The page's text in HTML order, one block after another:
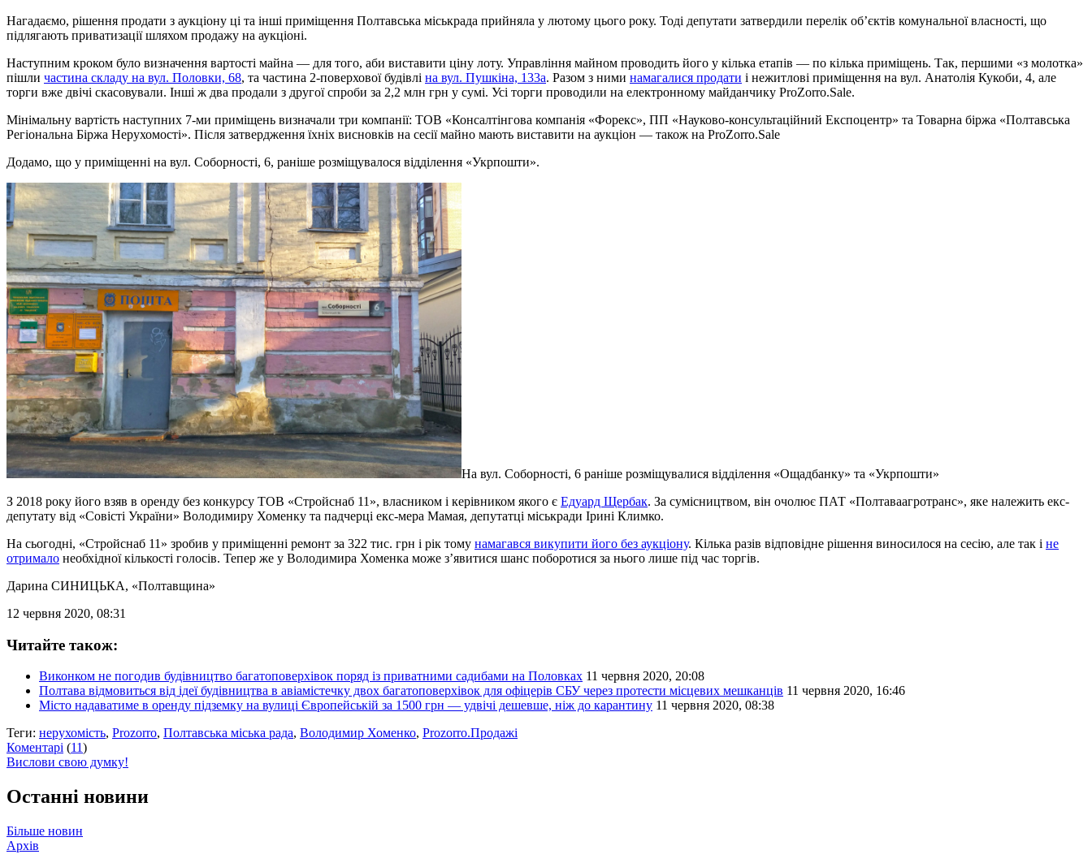
Нагадаємо, рішення продати з аукціону ці та інші приміщення Полтавська міськрада прийняла у лютому цього року. Тоді депутати затвердили перелік об’єктів комунальної власності, що
підлягають приватизації шляхом продажу на аукціоні.
Наступним кроком було визначення вартості майна — для того, аби виставити ціну лоту. Управління майном проводить його у кілька етапів — по кілька приміщень. Так, першими «з молотка»
пішли частина складу на вул. Половки, 68, та частина 2-поверхової будівлі на вул. Пушкіна, 133а. Разом з ними намагалися продати і нежитлові приміщення на вул. Анатолія Кукоби, 4, але
торги вже двічі скасовували. Інші ж два продали з другої спроби за 2,2 млн грн у сумі. Усі торги проводили на електронному майданчику ProZorro.Sale.
Мінімальну вартість наступних 7-ми приміщень визначали три компанії: ТОВ «Консалтінгова компанія «Форекс», ПП «Науково-консультаційний Експоцентр» та Товарна біржа «Полтавська
Регіональна Біржа Нерухомості». Після затвердження їхніх висновків на сесії майно мають виставити на аукціон — також на ProZorro.Sale
Додамо, що у приміщенні на вул. Соборності, 6, раніше розміщувалося відділення «Укрпошти».
На вул. Соборності, 6 раніше розміщувалися відділення «Ощадбанку» та «Укрпошти»
З 2018 року його взяв в оренду без конкурсу ТОВ «Стройснаб 11», власником і керівником якого є Едуард Щербак. За сумісництвом, він очолює ПАТ «Полтаваагротранс», яке належить екс-
депутату від «Совісті України» Володимиру Хоменку та падчерці екс-мера Мамая, депутатці міськради Ірині Климко.
На сьогодні, «Стройснаб 11» зробив у приміщенні ремонт за 322 тис. грн і рік тому намагався викупити його без аукціону. Кілька разів відповідне рішення виносилося на сесію, але так і не
отримало необхідної кількості голосів. Тепер же у Володимира Хоменка може з’явитися шанс поборотися за нього лише під час торгів.
Дарина СИНИЦЬКА, «Полтавщина»
12 червня 2020, 08:31
Читайте також:
Виконком не погодив будівництво багатоповерхівок поряд із приватними садибами на Половках 11 червня 2020, 20:08
Полтава відмовиться від ідеї будівництва в авіамістечку двох багатоповерхівок для офіцерів СБУ через протести місцевих мешканців 11 червня 2020, 16:46
Місто надаватиме в оренду підземку на вулиці Європейській за 1500 грн — удвічі дешевше, ніж до карантину 11 червня 2020, 08:38
Теги: нерухомість, Prozorro, Полтавська міська рада, Володимир Хоменко, Prozorro.Продажі
Коментарі (11)
Вислови свою думку!
Останні новини
Більше новин
Архів